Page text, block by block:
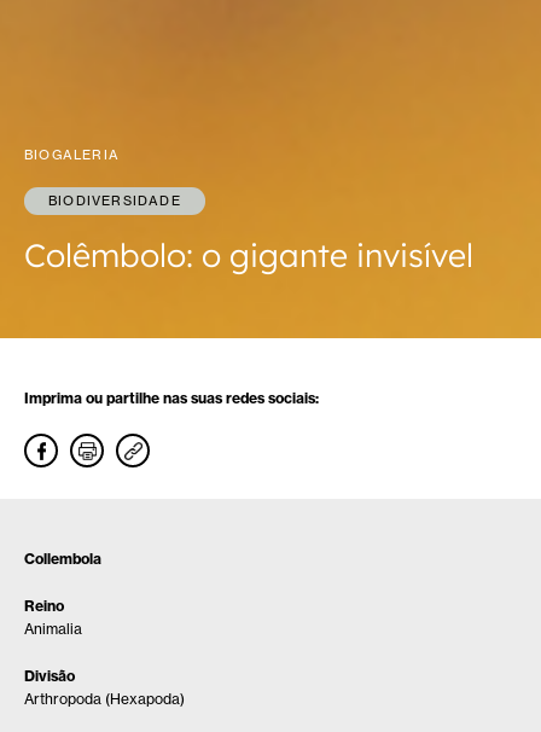
BIOGALERIA
BIODIVERSIDADE
Colêmbolo: o gigante invisível
Imprima ou partilhe nas suas redes sociais:
Collembola
Reino
Animalia
Divisão
Arthropoda (Hexapoda)